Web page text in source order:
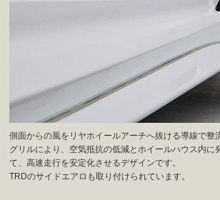
側面からの風をリヤホイールアーチへ抜ける導線で整
グリルにより、空気抵抗の低減とホイールハウス内に
て、高速走行を安定化させるデザインです。
TRDのサイドエアロも取り付けられています。